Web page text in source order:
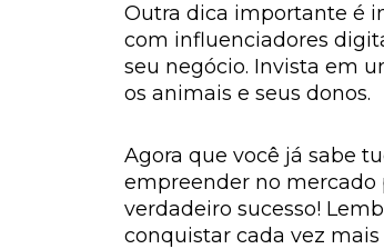
Outra dica importante é
com influenciadores
seu negócio. Invista em
os animais e seus donos.
Agora que você já sabe
empreender no mercado
verdadeiro sucesso!
conquistar cada vez mais